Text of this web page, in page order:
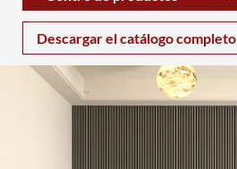
Descargar el catálogo completo